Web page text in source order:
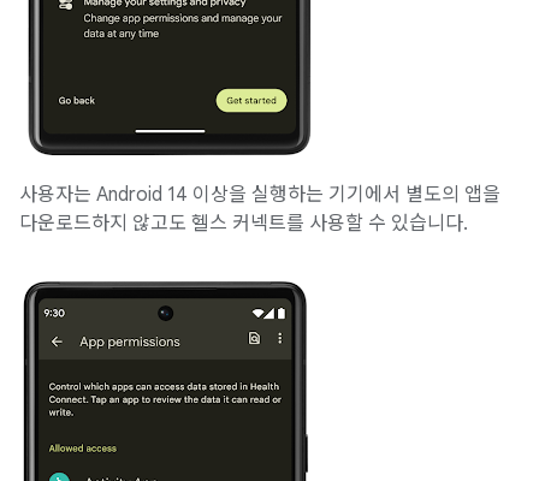
사용자는 Android 14 이상을 실행하는 기기에서 별도의 앱을
다운로드하지 않고도 헬스 커넥트를 사용할 수 있습니다.